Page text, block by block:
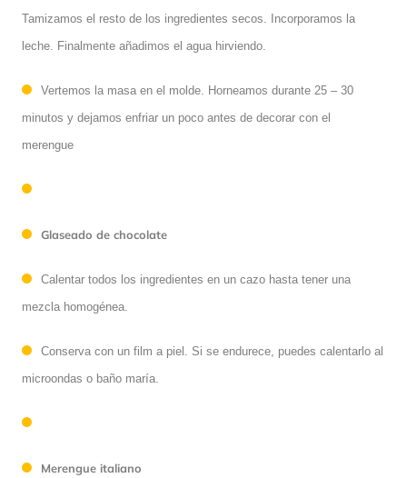
Tamizamos el resto de los ingredientes secos. Incorporamos la
leche. Finalmente añadimos el agua hirviendo.
Vertemos la masa en el molde. Horneamos durante 25 – 30
minutos y dejamos enfriar un poco antes de decorar con el
merengue
Glaseado de chocolate
Calentar todos los ingredientes en un cazo hasta tener una
mezcla homogénea.
Conserva con un film a piel. Si se endurece, puedes calentarlo al
microondas o baño maría.
Merengue italiano